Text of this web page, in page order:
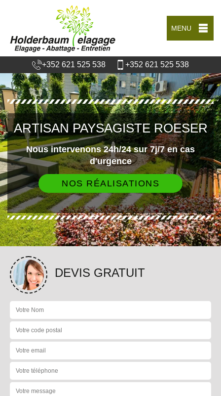
MENU
+352 621 525 538 +352 621 525 538
ARTISAN PAYSAGISTE ROESER
Nous intervenons 24h/24 sur 7j/7 en cas
d'urgence
NOS RÉALISATIONS
DEVIS GRATUIT